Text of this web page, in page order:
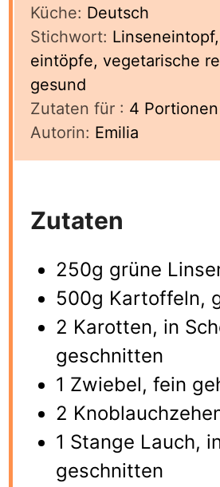
Küche: Deutsch
Stichwort:
eintöpfe, vegetarische
gesund
Zutaten für : 4 Portionen
Autorin: Emilia
Zutaten
250g grüne
500g Kartoffeln,
2 Karotten, in
geschnitten
1 Zwiebel, fein
2
1 Stange Lauch,
geschnitten